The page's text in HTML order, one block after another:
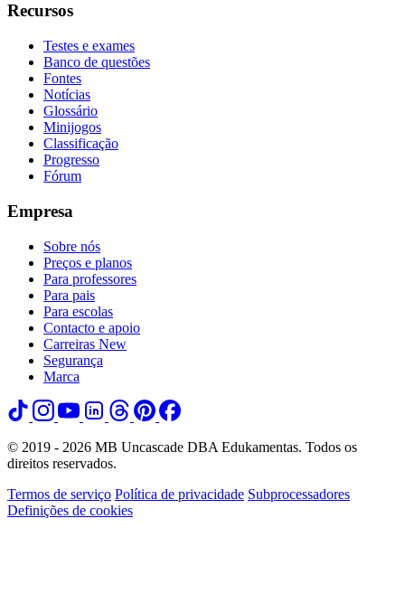
Recursos
Testes e exames
Banco de questões
Fontes
Notícias
Glossário
Minijogos
Classificação
Progresso
Fórum
Empresa
Sobre nós
Preços e planos
Para professores
Para pais
Para escolas
Contacto e apoio
Carreiras New
Segurança
Marca
© 2019 - 2026 MB Uncascade DBA Edukamentas. Todos os
direitos reservados.
Termos de serviço Política de privacidade Subprocessadores
Definições de cookies